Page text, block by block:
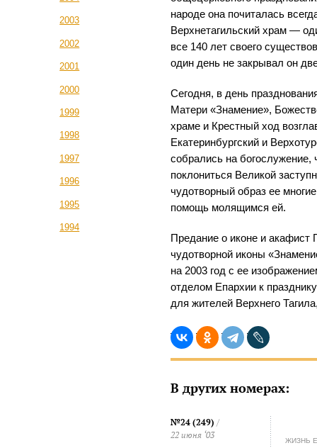
2003
2002
2001
2000
1999
1998
1997
1996
1995
1994
народе она почиталась
Верхнетагильский храм —
все 140 лет своего
один день не закрывал он
Сегодня, в день
Матери «Знамение»,
храме и Крестный ход
Екатеринбургский и
собрались на
поклониться Великой
чудотворный образ ее
помощь молящимся ей.
Предание о иконе и акафист
чудотворной иконы
на 2003 год с ее
отделом Епархии к
для жителей Верхнего
В других номерах:
№24 (249) /
22 июня ‘03
ЖИЗНЬ